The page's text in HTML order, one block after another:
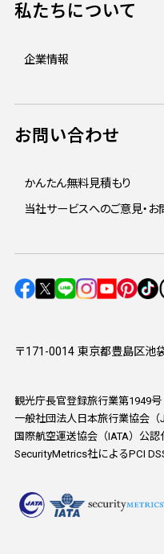
〒171-0014 東京都豊島区池
観光庁長官登録旅行業第1949号
一般社団法人日本旅行業協会（
国際航空運送協会（IATA）公認
SecurityMetrics社によるPCI
私たちについて
企業情報
お問い合わせ
かんたん無料見積もり
当社サービスへのご意見・お